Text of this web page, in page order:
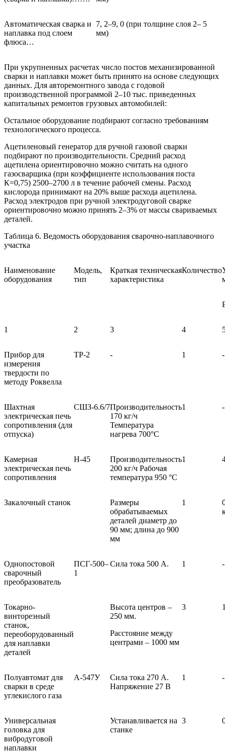
Автоматическая сварка и
наплавка под слоем
флюса…
7, 2–9, 0 (при толщине слоя 2– 5
мм)
При укрупненных расчетах число постов механизированной
сварки и наплавки может быть принято на основе следующих
данных. Для авторемонтного завода с годовой
производственной программой 2–10 тыс. приведенных
капитальных ремонтов грузовых автомобилей:
Остальное оборудование подбирают согласно требованиям
технологического процесса.
Ацетиленовый генератор для ручной газовой сварки
подбирают по производительности. Средний расход
ацетилена ориентировочно можно считать на одного
газосварщика (при коэффициенте использования поста
К=0,75) 2500–2700 л в течение рабочей смены. Расход
кислорода принимают на 20% выше расхода ацетилена.
Расход электродов при ручной электродуговой сварке
ориентировочно можно принять 2–3% от массы свариваемых
деталей.
Таблица 6. Ведомость оборудования сварочно-наплавочного
участка
Наименование
оборудования
Модель,
тип
Краткая техническая
характеристика
Количество
1 2 3 4
Прибор для
измерения
твердости по
методу Роквелла
ТР‑2 - 1 -
Шахтная
электрическая печь
сопротивления (для
отпуска)
СШЗ‑6.6/7Производительность
170 кг/ч
Температура
нагрева 700°С
1 -
Камерная
электрическая печь
сопротивления
Н‑45
Производительность
200 кг/ч Рабочая
температура 950 °С
1
Закалочный станок
Размеры
обрабатываемых
деталей диаметр до
90 мм; длина до 900
мм
1
Однопостовой
сварочный
преобразователь
ПСГ‑500–
1
Сила тока 500 А. 1 -
Токарно-
винтореэный
станок,
переоборудованный
для наплавки
деталей
Высота центров –
250 мм.
Расстояние между
центрами – 1000 мм
3
Полуавтомат для
сварки в среде
углекислого газа
А‑547У
Сила тока 270 А.
Напряжение 27 В
1 -
Универсальная
головка для
вибродуговой
наплавки
Устанавливается на
станке
3